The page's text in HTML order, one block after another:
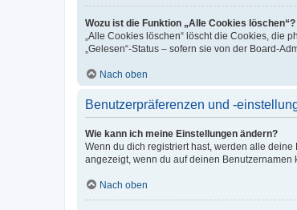
Wozu ist die Funktion „Alle Cookies löschen“?
„Alle Cookies löschen“ löscht die Cookies, die
„Gelesen“-Status – sofern sie von der Board-
Nach oben
Benutzerpräferenzen und -
Wie kann ich meine Einstellungen ändern?
Wenn du dich registriert hast, werden alle
angezeigt, wenn du auf deinen Benutzernamen
Nach oben